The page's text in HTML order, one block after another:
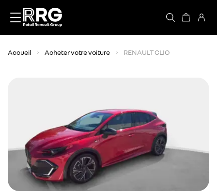
Accueil Acheter votre voiture RENAULT CLIO